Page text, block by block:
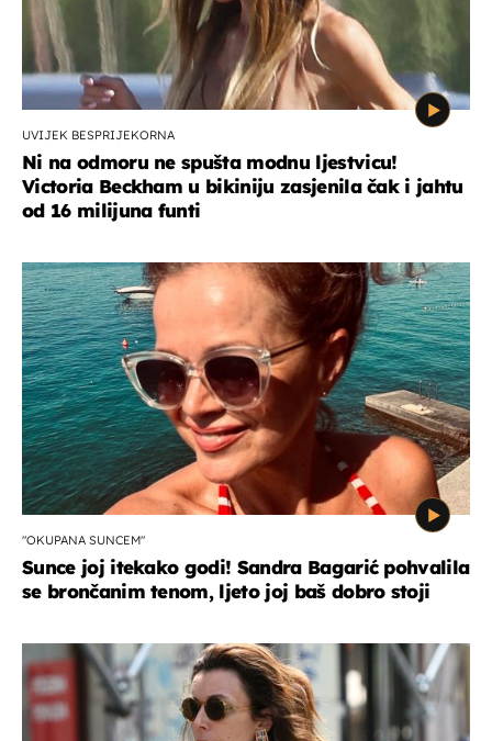
UVIJEK BESPRIJEKORNA
Ni na odmoru ne spušta modnu ljestvicu!
Victoria Beckham u bikiniju zasjenila čak i jahtu
od 16 milijuna funti
"OKUPANA SUNCEM"
Sunce joj itekako godi! Sandra Bagarić pohvalila
se brončanim tenom, ljeto joj baš dobro stoji